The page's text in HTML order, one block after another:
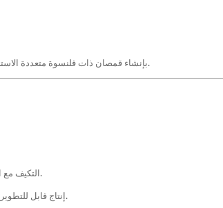
من خلال دمج الوظيفة في تصميم الربط، تقوم Pinyang Clothing بإنشاء قمصان ذات قلنسوة متعددة الاستخدامات وتدوم طويلاً.
التكيف مع النمط: يمكن إعادة تشكيل اللوحات لتناسب العلامة التجارية الفريدة أو النمط الشخصي.
إنتاج قابل للتطوير: من النماذج الأولية الفردية إلى أكثر من 10000 وحدة، مع الحفاظ على الجودة المتسقة.